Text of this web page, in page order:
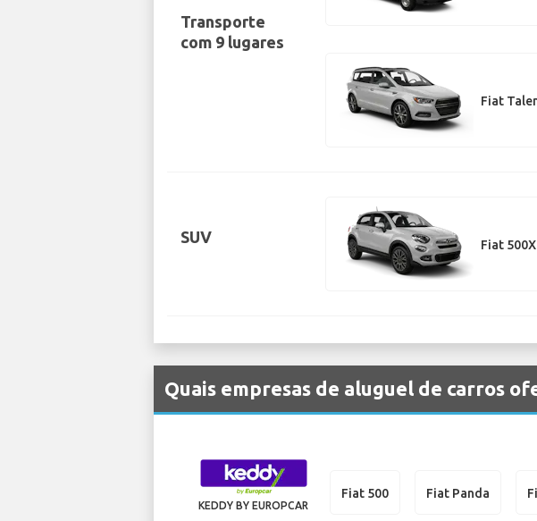
Transporte
com 9 lugares
Fiat
SUV Fiat 500X
Quais empresas de aluguel de carros
KEDDY BY EUROPCAR
Fiat 500 Fiat Panda